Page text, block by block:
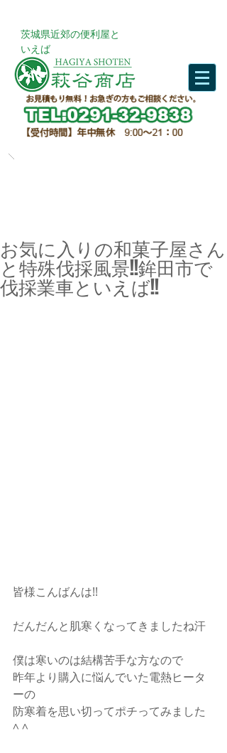
​茨城県近郊の便利屋と
いえば
お気に入りの和菓子屋さん
と特殊伐採風景!!鉾田市で
伐採業車といえば!!
皆様こんばんは!!
だんだんと肌寒くなってきましたね汗
僕は寒いのは結構苦手な方なので
昨年より購入に悩んでいた電熱ヒータ
ーの
防寒着を思い切ってポチってみました
^ ^